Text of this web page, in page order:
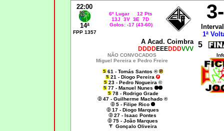
22:00
14ª
FPP 1357
6º Lugar 12 Pts
13J 3V 3E 7D
Golos: -17 (43-60)
1ª
A Acad. Coimbra
DDDDEEEDDDVVV 5
NÃO CONVOCADOS
Miguel Pereira e Pedro Freire
61 - Tomás Santos ®
21 - Diogo Pereira
23 - Pedro Nogueira ©
77 - Manuel Nunes
78 - Rodrigo Grade
47 - Guilherme Machado ®
5 - Filipe Rico
17 - Diogo Marques
27 - Isaac Pontes
75 - João Marques
Gonçalo Oliveira